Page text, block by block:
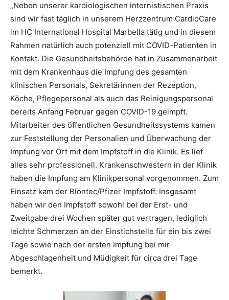
„Neben unserer kardiologischen internistischen Praxis
sind wir fast täglich in unserem Herzzentrum CardioCare
im HC International Hospital Marbella tätig und in diesem
Rahmen natürlich auch potenziell mit COVID-Patienten in
Kontakt. Die Gesundheitsbehörde hat in Zusammenarbeit
mit dem Krankenhaus die Impfung des gesamten
klinischen Personals, Sekretärinnen der Rezeption,
Köche, Pflegepersonal als auch das Reinigungspersonal
bereits Anfang Februar gegen COVID-19 geimpft.
Mitarbeiter des öffentlichen Gesundheitssystems kamen
zur Feststellung der Personalien und Überwachung der
Impfung vor Ort mit dem Impfstoff in die Klinik. Es lief
alles sehr professionell. Krankenschwestern in der Klinik
haben die Impfung am Klinikpersonal vorgenommen. Zum
Einsatz kam der Biontec/Pfizer Impfstoff. Insgesamt
haben wir den Impfstoff sowohl bei der Erst- und
Zweitgabe drei Wochen später gut vertragen, lediglich
leichte Schmerzen an der Einstichstelle für ein bis zwei
Tage sowie nach der ersten Impfung bei mir
Abgeschlagenheit und Müdigkeit für circa drei Tage
bemerkt.